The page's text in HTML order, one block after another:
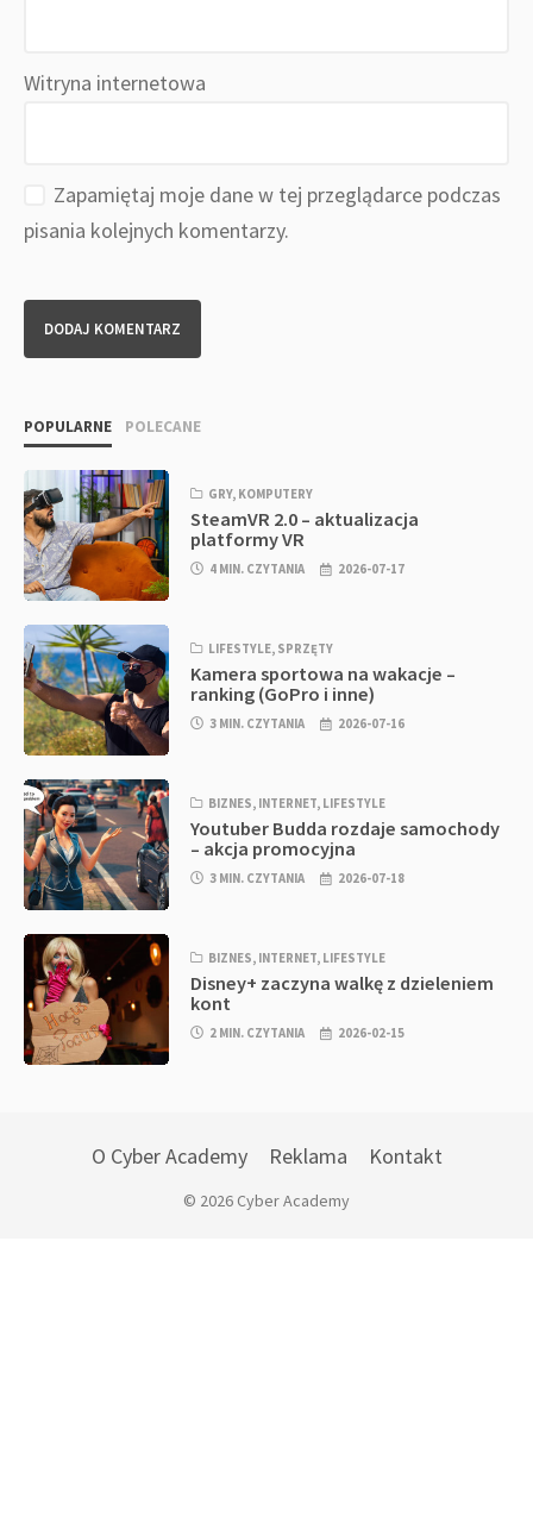
Witryna internetowa
Zapamiętaj moje dane w tej przeglądarce podczas
pisania kolejnych komentarzy.
POPULARNE POLECANE
GRY, KOMPUTERY
SteamVR 2.0 – aktualizacja
platformy VR
4 MIN. CZYTANIA 2026-07-17
LIFESTYLE, SPRZĘTY
Kamera sportowa na wakacje –
ranking (GoPro i inne)
3 MIN. CZYTANIA 2026-07-16
BIZNES, INTERNET, LIFESTYLE
Youtuber Budda rozdaje samochody
– akcja promocyjna
3 MIN. CZYTANIA 2026-07-18
BIZNES, INTERNET, LIFESTYLE
Disney+ zaczyna walkę z dzieleniem
kont
2 MIN. CZYTANIA 2026-02-15
O Cyber Academy Reklama Kontakt
© 2026 Cyber Academy